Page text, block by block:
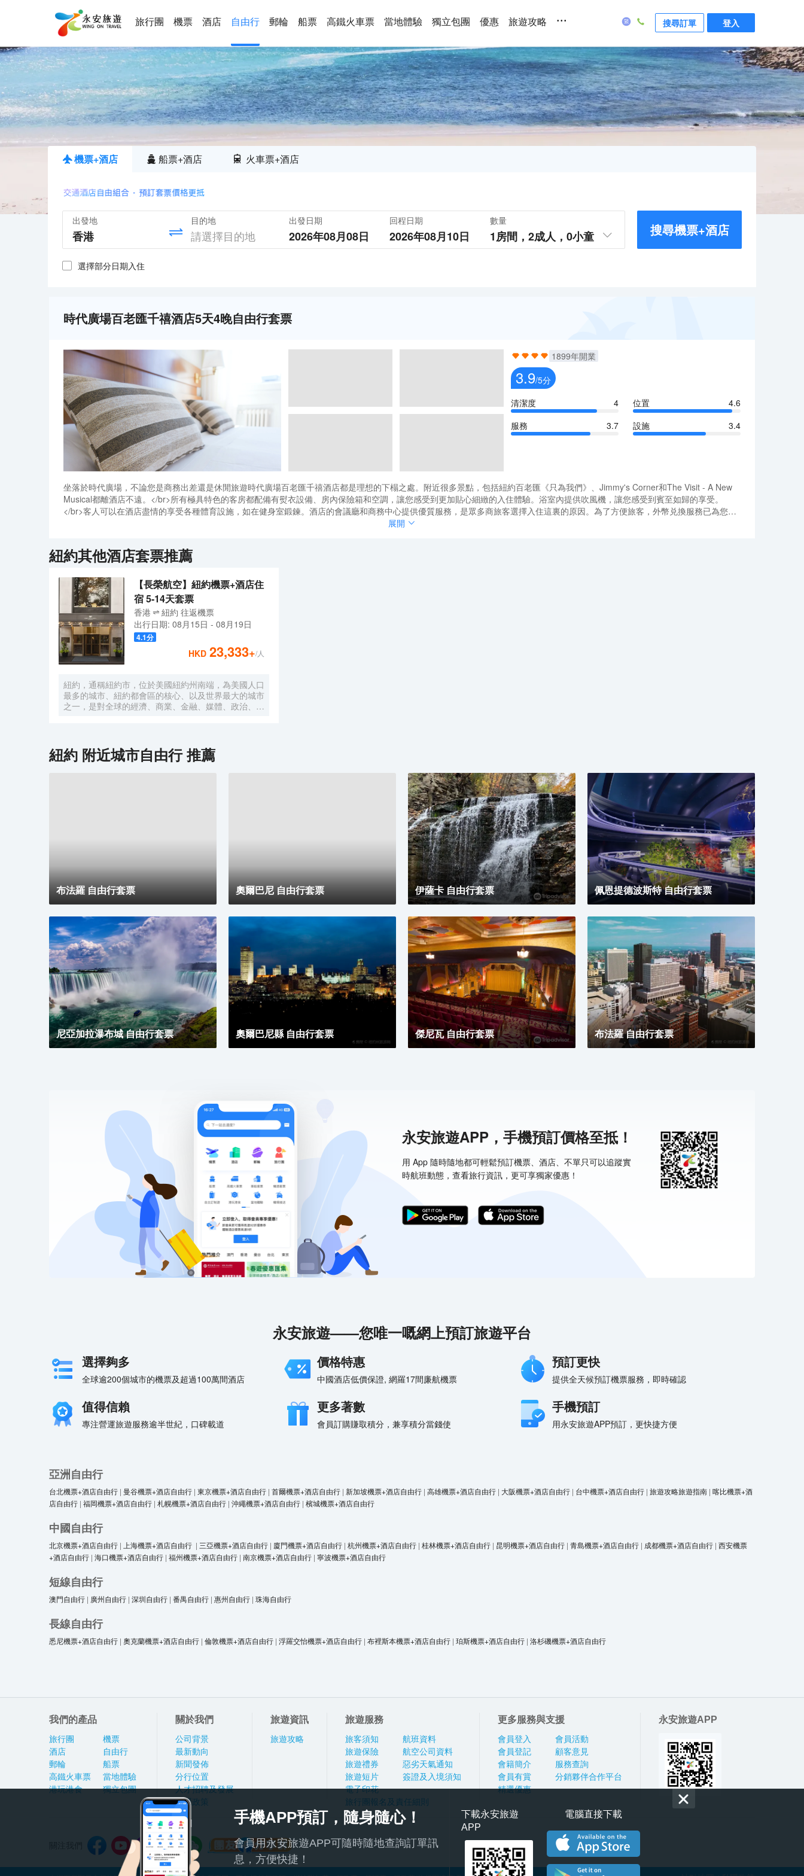
旅行團 機票 酒店 自由行 郵輪 船票 高鐵火車票 當地體驗 獨立包團 優惠 旅遊攻略 ... 搜尋訂單 登入
機票+酒店 船票+酒店 火車票+酒店
出發地 目的地 出發日期
2026年08月08日
回程日期
2026年08月10日
數量
1房間， 2成人， 0小童 搜尋機票+酒店
選擇部分日期入住
時代廣場百老匯千禧酒店5天4晚自由行套票
1899年開業
3.9/5分
清潔度
4 位置
4.6
服務
3.7 設施 3.4
坐落於時代廣場，不論您是商務出差還是休閒旅遊時代廣場百老匯千禧酒店都是理想的下榻之處。附近很多景點，包括紐約百老匯《只為我們》、Jimmy's Corner和The Visit - A New
Musical都離酒店不遠。</br>所有極具特色的客房都配備有熨衣設備、房內保險箱和空調，讓您感受到更加貼心細緻的入住體驗。浴室內提供吹風機，讓您感受到賓至如歸的享受。
</br>客人可以在酒店盡情的享受各種體育設施，如在健身室鍛鍊。酒店的會議廳和商務中心提供優質服務，是眾多商旅客選擇入住這裏的原因。為了方便旅客，外幣兑換服務已為您準
坐落於時代廣場，不論您是商務出差還是休閒旅遊時代廣場百老匯千禧酒店都是理想的下榻之處。附近很多景點，包括紐約百老匯《只為我們》、Jimmy's Corner和The Visit - A New
</br>客人可以在酒店盡情的享受各種體育設施，如在健身室鍛鍊。酒店的會議廳和商務中心提供優質服務，是眾多商旅客選擇入住這裏的原因。為了方便旅客，外幣兑換服務已為您準
備就緒。
展開
紐約其他酒店套票推薦
【長榮航空】紐約機票+酒店住
宿 5-14天套票
香港 紐約 往返機票
出行日期: 08月15日 - 08月19日
4.1分
HKD 23,333+/人
紐約，通稱紐約市，位於美國紐約州南端，為美國人口
最多的城市、紐約都會區的核心、以及世界最大的城市
之一，是對全球的經濟、商業、金融、媒體、政治、教
紐約 附近城市自由行 推薦
布法羅 自由行套票 奧爾巴尼 自由行套票 伊薩卡 自由行套票 佩恩提德波斯特 自由行套票
尼亞加拉瀑布城 自由行套票 奧爾巴尼縣 自由行套票 傑尼瓦 自由行套票 布法羅 自由行套票
永安旅遊APP，手機預訂價格至抵！
用 App 隨時隨地都可輕鬆預訂機票、酒店、不單只可以追蹤實
時航班動態，查看旅行資訊，更可享獨家優惠！
永安旅遊——您唯一嘅網上預訂旅遊平台
選擇夠多
全球逾200個城市的機票及超過100萬間酒店
價格特惠
中國酒店低價保證, 網羅17間廉航機票
預訂更快
提供全天候預訂機票服務，即時確認
值得信賴
專注營運旅遊服務逾半世紀，口碑載道
更多著數
會員訂購賺取積分，兼享積分當錢使
手機預訂
用永安旅遊APP預訂，更快捷方便
亞洲自由行
台北機票+酒店自由行 | 曼谷機票+酒店自由行 | 東京機票+酒店自由行 | 首爾機票+酒店自由行 | 新加坡機票+酒店自由行 | 高雄機票+酒店自由行 | 大阪機票+酒店自由行 | 台中機票+酒店自由行 | 旅遊攻略旅遊指南 | 喀比機票+酒
店自由行 | 福岡機票+酒店自由行 | 札幌機票+酒店自由行 | 沖繩機票+酒店自由行 | 檳城機票+酒店自由行
中國自由行
北京機票+酒店自由行 | 上海機票+酒店自由行 | 三亞機票+酒店自由行 | 廈門機票+酒店自由行 | 杭州機票+酒店自由行 | 桂林機票+酒店自由行 | 昆明機票+酒店自由行 | 青島機票+酒店自由行 | 成都機票+酒店自由行 | 西安機票
+酒店自由行 | 海口機票+酒店自由行 | 福州機票+酒店自由行 | 南京機票+酒店自由行 | 寧波機票+酒店自由行
短線自由行
澳門自由行 | 廣州自由行 | 深圳自由行 | 番禺自由行 | 惠州自由行 | 珠海自由行
長線自由行
悉尼機票+酒店自由行 | 奧克蘭機票+酒店自由行 | 倫敦機票+酒店自由行 | 浮羅交怡機票+酒店自由行 | 布裡斯本機票+酒店自由行 | 珀斯機票+酒店自由行 | 洛杉磯機票+酒店自由行
我們的產品
旅行團
酒店
郵輪
高鐵火車票
港玩港食
機票
自由行
船票
當地體驗
獨立包團
關於我們
公司背景
最新動向
新聞發佈
分行位置
人才招聘及發展
私隱政策
旅遊資訊
旅遊攻略
旅遊服務
旅客須知
旅遊保險
旅遊禮券
旅遊短片
電子印花
航班資料
航空公司資料
惡劣天氣通知
簽證及入境須知
旅行團報名及責任細則
更多服務與支援
會員登入
會員登記
會籍簡介
會員有賞
精選優惠
會員活動
顧客意見
服務查詢
分銷夥伴合作平台
永安旅遊APP
手機APP預訂，隨身隨心！
會員用永安旅遊APP可隨時隨地查詢訂單訊
息，方便快捷！
下載永安旅遊
APP
電腦直接下載